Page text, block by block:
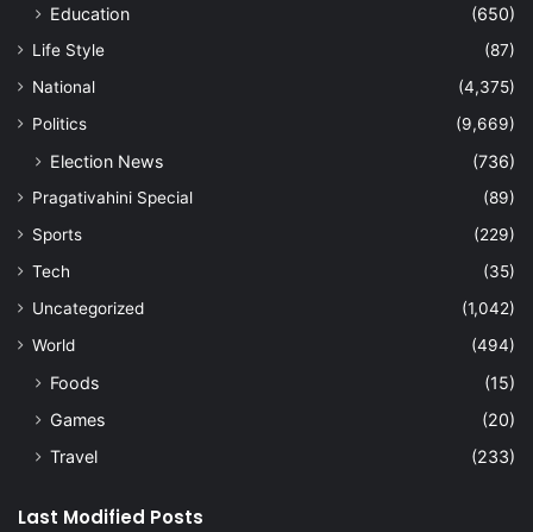
Education
(650)
Life Style
(87)
National
(4,375)
Politics
(9,669)
Election News (736)
Pragativahini Special
(89)
Sports
(229)
Tech
(35)
Uncategorized
(1,042)
World
(494)
Foods
(15)
Games
(20)
Travel
(233)
Last Modified Posts